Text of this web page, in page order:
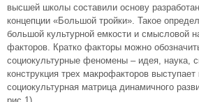
высшей школы составили основу
концепции «Большой тройки». Такое
большой культурной емкости и смысловой
факторов. Кратко факторы можно
социокультурные феномены – идея, наука,
конструкция трех макрофакторов выступает
социокультурная матрица динамичного